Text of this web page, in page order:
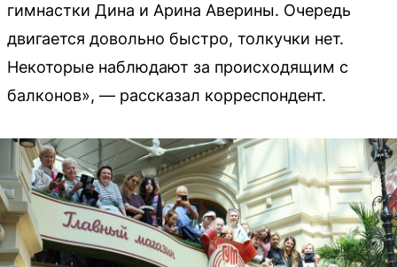
гимнастки Дина и Арина Аверины. Очередь
двигается довольно быстро, толкучки нет.
Некоторые наблюдают за происходящим с
балконов», — рассказал корреспондент.